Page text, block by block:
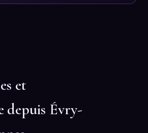
et
depuis Évry-